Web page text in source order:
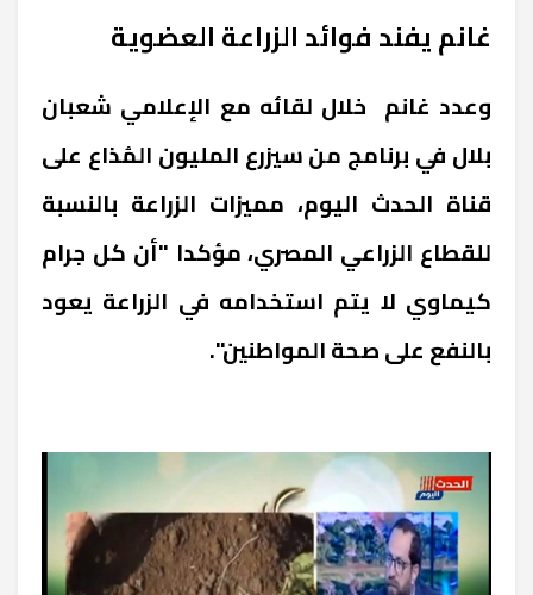
غانم يفند فوائد الزراعة العضوية
وعدد غانم خلال لقائه مع الإعلامي شعبان
بلال في برنامج من سيزرع المليون المُذاع على
قناة الحدث اليوم، مميزات الزراعة بالنسبة
للقطاع الزراعي المصري، مؤكدا "أن كل جرام
كيماوي لا يتم استخدامه في الزراعة يعود
بالنفع على صحة المواطنين".